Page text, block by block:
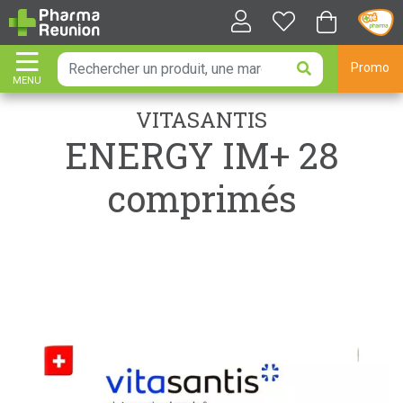
MENU
AFFICHER LA NAVIGATION
Promo
VITASANTIS
ENERGY IM+ 28
comprimés